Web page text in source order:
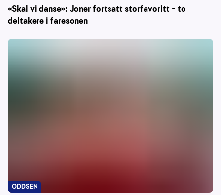
«Skal vi danse»: Joner fortsatt storfavoritt – to
deltakere i faresonen
ODDSEN